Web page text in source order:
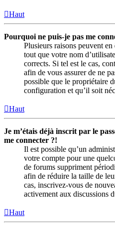
Haut
Pourquoi ne puis-je pas me
Plusieurs raisons peuvent
tout que votre nom
corrects. Si tel est le cas,
afin de vous assurer de ne
possible que le propriétaire
configuration et qu’il soit
Haut
Je m’étais déjà inscrit par le
me connecter ?!
Il est possible qu’un
votre compte pour une
de forums suppriment
afin de réduire la taille de
cas, inscrivez-vous de
activement aux discussions
Haut